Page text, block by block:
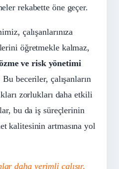
rekabette öne geçer.
çalışanlarınıza
öğretmekle kalmaz,
ve risk yönetimi
Bu beceriler, çalışanların
zorlukları daha etkili
bu da iş süreçlerinin
kalitesinin artmasına yol
daha verimli çalışır,